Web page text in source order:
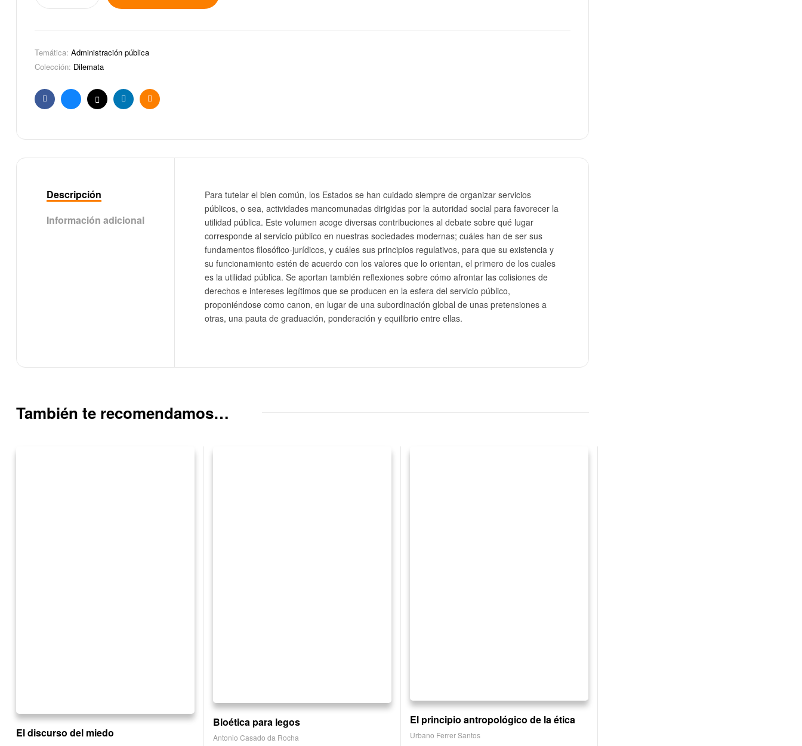
Temática: Administración pública
Colección: Dilemata
FacebookBlueskyX LinkedinEmail
Descripción
Información adicional
Para tutelar el bien común, los Estados se han cuidado siempre de organizar servicios
públicos, o sea, actividades mancomunadas dirigidas por la autoridad social para favorecer la
utilidad pública. Este volumen acoge diversas contribuciones al debate sobre qué lugar
corresponde al servicio público en nuestras sociedades modernas; cuáles han de ser sus
fundamentos filosófico-jurídicos, y cuáles sus principios regulativos, para que su existencia y
su funcionamiento estén de acuerdo con los valores que lo orientan, el primero de los cuales
es la utilidad pública. Se aportan también reflexiones sobre cómo afrontar las colisiones de
derechos e intereses legítimos que se producen en la esfera del servicio público,
proponiéndose como canon, en lugar de una subordinación global de unas pretensiones a
otras, una pauta de graduación, ponderación y equilibrio entre ellas.
También te recomendamos…
El discurso del miedo
Bioética para legos
Antonio Casado da Rocha
El principio antropológico de la ética
Urbano Ferrer Santos